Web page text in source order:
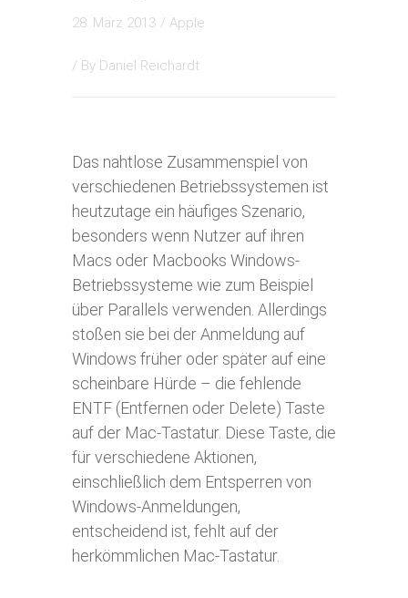
28. März 2013 / Apple
/ By Daniel Reichardt
Das nahtlose Zusammenspiel von
verschiedenen Betriebssystemen ist
heutzutage ein häufiges Szenario,
besonders wenn Nutzer auf ihren
Macs oder Macbooks Windows-
Betriebssysteme wie zum Beispiel
über Parallels verwenden. Allerdings
stoßen sie bei der Anmeldung auf
Windows früher oder später auf eine
scheinbare Hürde – die fehlende
ENTF (Entfernen oder Delete) Taste
auf der Mac-Tastatur. Diese Taste, die
für verschiedene Aktionen,
einschließlich dem Entsperren von
Windows-Anmeldungen,
entscheidend ist, fehlt auf der
herkömmlichen Mac-Tastatur.